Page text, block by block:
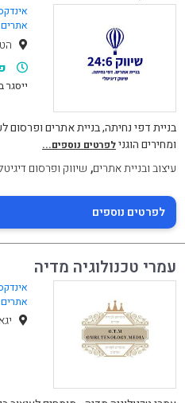
אתרים
ייסגר
בניית דפי נחיתה, בניית אתרים
ומחירים הוגנילפרטים נוספים...
עיצוב ובניית אתרים, שיווק ופרסום
לפרטים נוספים
עמרי טכנולוגיה מדיה
אתרים
יגאל